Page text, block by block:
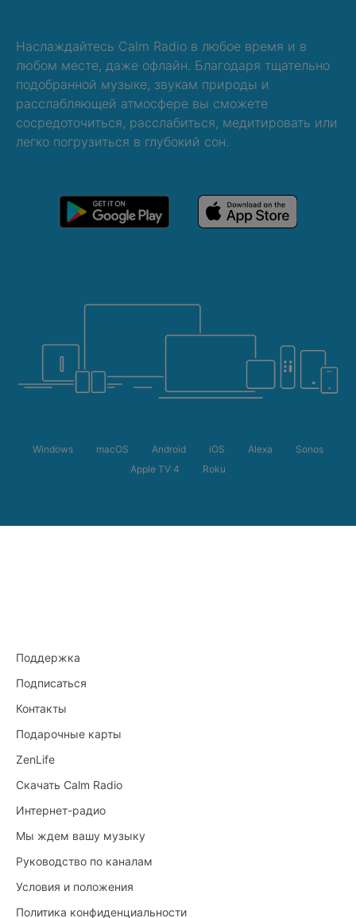
Наслаждайтесь Calm Radio в любое время и в
любом месте, даже офлайн. Благодаря тщательно
подобранной музыке, звукам природы и
расслабляющей атмосфере вы сможете
сосредоточиться, расслабиться, медитировать или
легко погрузиться в глубокий сон.
Windows macOS Android iOS Alexa
Sonos
Apple TV 4
Roku
Поддержка
Подписаться
Контакты
Подарочные карты
ZenLife
Скачать Calm Radio
Интернет-радио
Мы ждем вашу музыку
Руководство по каналам
Условия и положения
Политика конфиденциальности